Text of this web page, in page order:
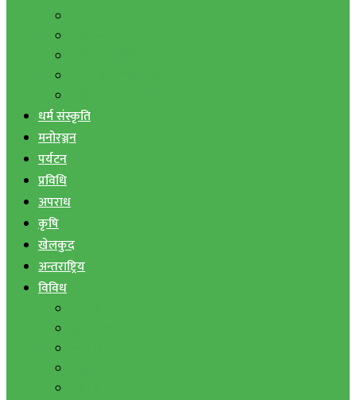
धर्म संस्कृति
मनोरञ्जन
पर्यटन
प्रविधि
अपराध
कृषि
खेलकुद
अन्तराष्ट्रिय
विविध